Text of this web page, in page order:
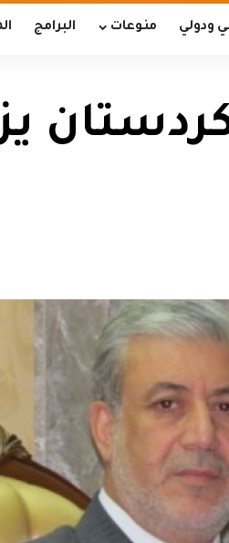
ودولي منوعات البرامج